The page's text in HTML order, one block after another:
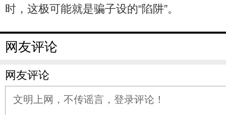
时，这极可能就是骗子设的“陷阱”。
网友评论